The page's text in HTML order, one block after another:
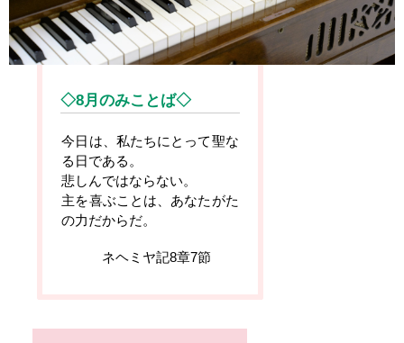
◇8月のみことば◇
今日は、私たちにとって聖な
る日である。
悲しんではならない。
主を喜ぶことは、 あなたがた
の力だからだ。
ネヘミヤ記8章7節